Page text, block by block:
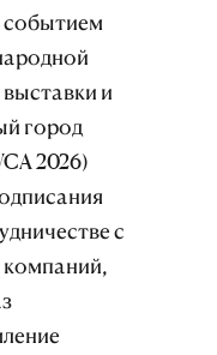
и
город
2026)
с